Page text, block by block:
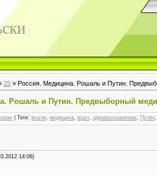
25 » Россия. Медицина. Рошаль и Путин.
Рошаль и Путин. Предвыборный
Теги: врачи медицина врач здравоохранение Путин
14:06)